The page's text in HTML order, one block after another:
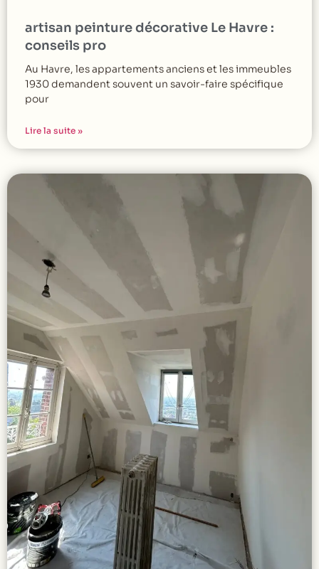
artisan peinture décorative Le Havre :
conseils pro
Au Havre, les appartements anciens et les immeubles
1930 demandent souvent un savoir-faire spécifique
pour
Lire la suite »